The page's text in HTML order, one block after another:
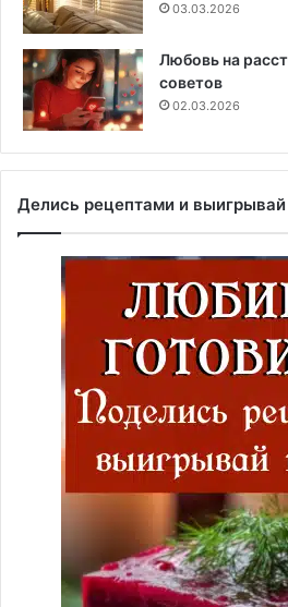
03.03.2026
Любовь на
советов
02.03.2026
Делись рецептами и